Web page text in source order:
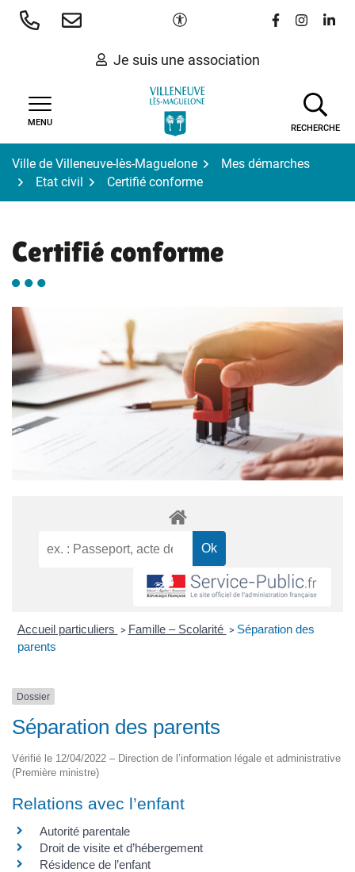
Aller
Paramètres d'accessibilité
Lien vers le
Lien vers
Lien
Je suis une association
MENU
RECHERCHE
Ville de Villeneuve-lès-Maguelone
Mes démarches
Etat civil
Certifié conforme
Certifié conforme
Accueil particuliers > Famille – Scolarité > Séparation des
parents
Dossier
Séparation des parents
Vérifié le 12/04/2022 – Direction de l’information légale et administrative
(Première ministre)
Relations avec l’enfant
Autorité parentale
Droit de visite et d’hébergement
Résidence de l’enfant